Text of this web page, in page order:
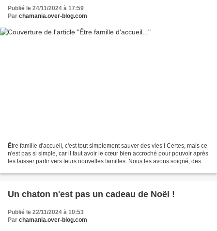
Publié le 24/11/2024 à 17:59
Par chamania.over-blog.com
Être famille d'accueil, c'est tout simplement sauver des vies ! Certes, mais ce
n'est pas si simple, car il faut avoir le cœur bien accroché pour pouvoir après
les laisser partir vers leurs nouvelles familles. Nous les avons soigné, des
Un chaton n'est pas un cadeau de Noël !
Publié le 22/11/2024 à 10:53
Par chamania.over-blog.com